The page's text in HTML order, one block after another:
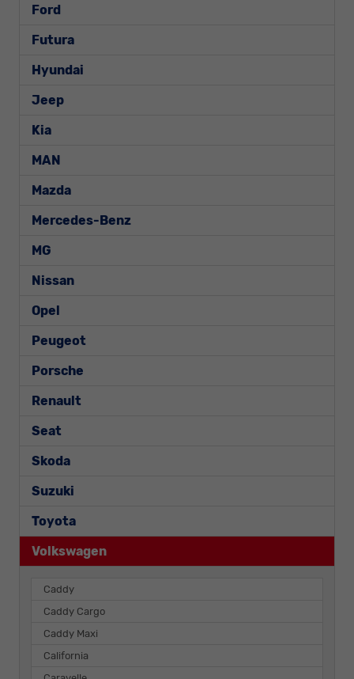
Ford
Futura
Hyundai
Jeep
Kia
MAN
Mazda
Mercedes-Benz
MG
Nissan
Opel
Peugeot
Porsche
Renault
Seat
Skoda
Suzuki
Toyota
Volkswagen
Caddy
Caddy Cargo
Caddy Maxi
California